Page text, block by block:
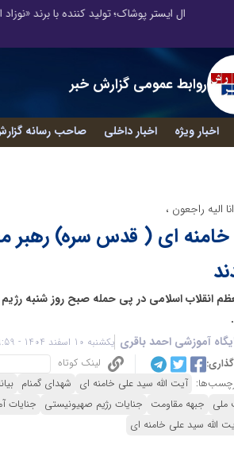
ال ایستر پوشاک؛ تولید کننده با برند «نوزاد
روابط عمومی گزارش خبر
اخبار ویژه اخبار داخلی صاحب رسانه
الیه راجعون ،
خامنه ای ( قدس سره) رهبر
انقلاب اسلامی در پی حمله صبح روز شنبه
آموزشی احمد باقری یکشنبه 10 اسفند 1404 - 09:59
لینک کوتاه
آیت الله سید علی خامنه ای شهدای گمنام
ملی جبهه مقاومت جنایات رژیم صهیونیستی جنایات
الله سید علی خامنه ای